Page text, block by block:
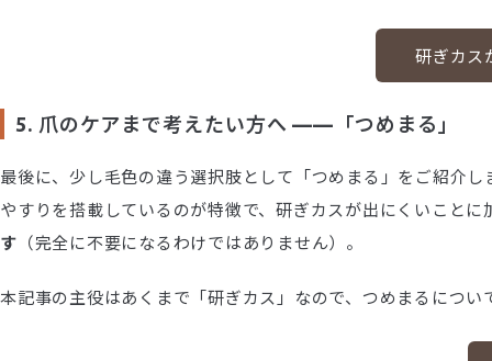
研ぎカス
5. 爪のケアまで考えたい方へ ——「つめまる」
最後に、少し毛色の違う選択肢として「つめまる」をご紹介し
やすりを搭載しているのが特徴で、研ぎカスが出にくいことに
す （完全に不要になるわけではありません）。
本記事の主役はあくまで「研ぎカス」なので、つめまるにつ